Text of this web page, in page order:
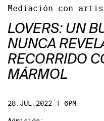
Mediación con
LOVERS: UN
NUNCA
RECORRIDO
MÁRMOL
28.JUL.2022 | 6PM